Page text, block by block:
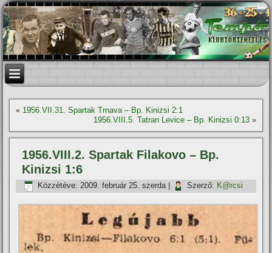
« 1956.VII.31. Spartak Trnava – Bp. Kinizsi 2:1
1956.VIII.5. Tatran Levice – Bp. Kinizsi 0:13»
1956.VIII.2. Spartak Filakovo – Bp.
Kinizsi 1:6
Közzétéve: 2009. február 25. szerda| Szerző: K@rcsi